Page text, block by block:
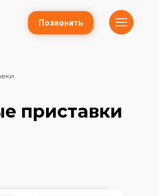
Позвонить
приставки